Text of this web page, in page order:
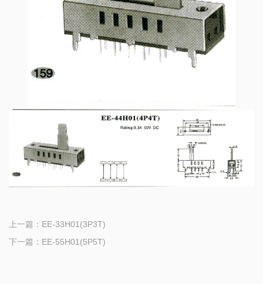
上一篇： EE-33H01(3P3T)
下一篇： EE-55H01(5P5T)